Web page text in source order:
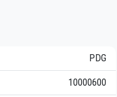
PDG
10000600